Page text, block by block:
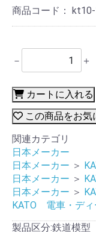
商品コード：
－ ＋
カートに入れる
この商品をお気
関連カテゴリ
日本メーカー
日本メーカー ＞
日本メーカー ＞
日本メーカー ＞
KATO 電車・デ
製品区分:鉄道模型